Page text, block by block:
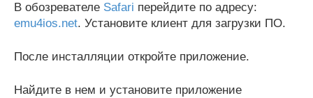
В обозревателе Safari перейдите по адресу:
emu4ios.net. Установите клиент для загрузки ПО.
После инсталляции откройте приложение.
Найдите в нем и установите приложение